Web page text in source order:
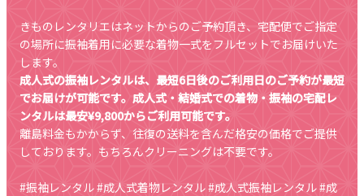
きものレンタリエはネットからのご予約頂き、宅配便でご指定
の場所に振袖着用に必要な着物一式をフルセットでお届けいた
します。
成人式の振袖レンタルは、最短6日後のご利用日のご予約が最短
でお届けが可能です。成人式・結婚式での着物・振袖の宅配レ
ンタルは最安¥9,800からご利用可能です。
離島料金もかからず、往復の送料を含んだ格安の価格でご提供
しております。もちろんクリーニングは不要です。
#振袖レンタル #成人式着物レンタル #成人式振袖レンタル #成